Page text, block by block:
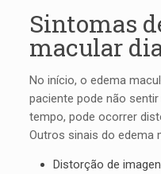
Sintomas
macular
No início, o edema
paciente pode não
tempo, pode ocorrer
Outros sinais do edema
Distorção de